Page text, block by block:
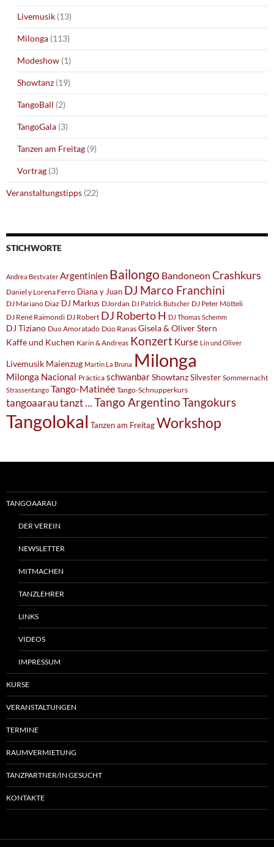
Livemusik (13)
Milonga (113)
Modeshow (1)
Showtanz (19)
TangoBall (2)
TangoGala (3)
Tanzen am Freitag (9)
Vortrag (3)
Veranstaltungstipps (22)
STICHWORTE
Andrea Bestvater Argentinien Bailongo Bandoneon Crashkurs
Daniel y Lorena Ferro Diana y Juan DJ Marco Franchini
DJ Mariano Diaz DJ Markus DJordan DJ Patrick Butscher DJ Peter Mötteli
DJ René Raimondi DJ Robert DJ Roberto H DJ Thomas Schemm
DJ Tiziano Duo Amoratado Dúo Ranas Gisela & Oliver Stern
Kaffe und Kuchen Karin & Andreas Konzert Kurse Lin und Oliver
Livemusik Maienzug Martin La Bruna Milonga
Milonga Nacional Práctica schwanbarShowtanzSilvester Sommernacht
Strassentango Tango-Matinée Tango-Schnupperkurs
tangoaarau tanzt ...Tango ArgentinoTangokurs
Tangolokal Tanzen am FreitagWorkshop
TANGOAARAU
DER VEREIN
NEWSLETTER
MITMACHEN
TANZLEHRER
LINKS
VIDEOS
IMPRESSUM
KURSE
VERANSTALTUNGEN
TERMINE
RAUMVERMIETUNG
TANZPARTNER/IN GESUCHT
KONTAKTE